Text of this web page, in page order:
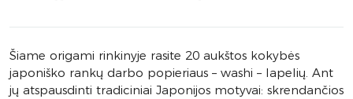
Šiame origami rinkinyje rasite 20 aukštos kokybės
japoniško rankų darbo popieriaus – washi – lapelių. Ant
jų atspausdinti tradiciniai Japonijos motyvai: skrendančios